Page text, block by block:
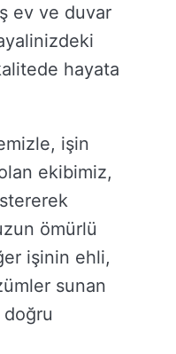
ev ve duvar
hayata
işin
ekibimiz,
ömürlü
işinin ehli,
sunan
doğru